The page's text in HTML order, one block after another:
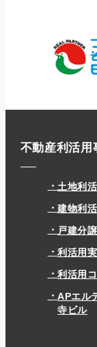
不動産利活用
土地利
建物利
戸建分譲
利活用
利活用
APエル
寺ビル